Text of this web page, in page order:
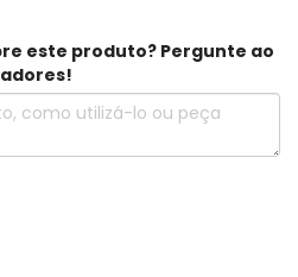
este produto? Pergunte ao